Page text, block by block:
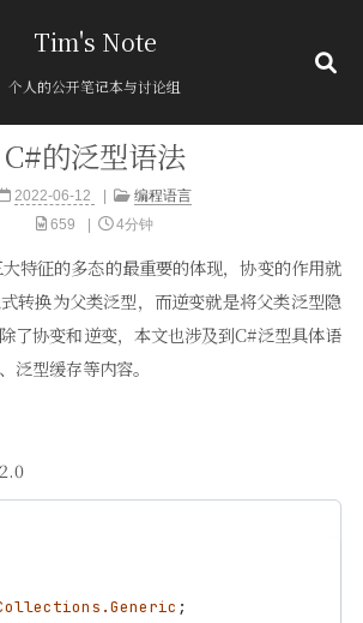
Tim's Note
个人的公开笔记本与讨论组
12
C#的泛型语法
2022-06-12
编程语言
659
4分钟
特征的多态的最重要的体现，协变的作用就
转换为父类泛型，而逆变就是将父类泛型隐
了协变和逆变，本文也涉及到C#泛型具体语
泛型缓存等内容。
;